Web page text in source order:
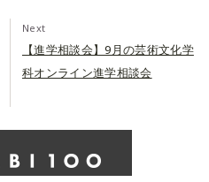
Next
【進学相談会】9月の芸術文化学
科オンライン進学相談会